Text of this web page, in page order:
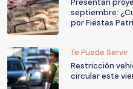
septiembre:
por Fiestas
Te Puede Servir
Restricción
circular este